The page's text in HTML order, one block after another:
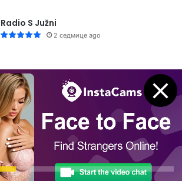
Radio S Južni
2 седмице ago
Metropolis Radio
2 седмице ago
Krajiški Radio Dubica
2 седмице ago